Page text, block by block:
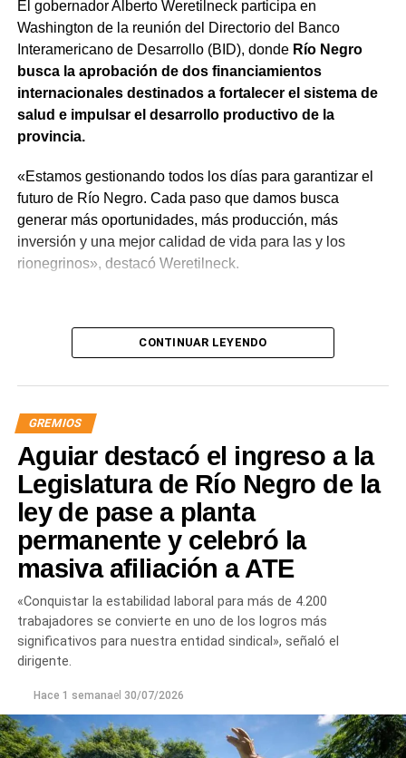
hecho con absoluta responsabilidad y con la visión de
que quienes estén trabajando en el Estado sean los
mejores», expresó.
El gobernador Alberto Weretilneck participa en
Washington de la reunión del Directorio del Banco
Interamericano de Desarrollo (BID), donde Río Negro
busca la aprobación de dos financiamientos
internacionales destinados a fortalecer el sistema de
salud e impulsar el desarrollo productivo de la
provincia.
«Estamos gestionando todos los días para garantizar el
futuro de Río Negro. Cada paso que damos busca
generar más oportunidades, más producción, más
inversión y una mejor calidad de vida para las y los
rionegrinos», destacó Weretilneck.
Las gestiones ante el BID comprenden un crédito de
CONTINUAR LEYENDO
GREMIOS
Aguiar destacó el ingreso a la
Legislatura de Río Negro de la
ley de pase a planta
permanente y celebró la
masiva afiliación a ATE
«Conquistar la estabilidad laboral para más de 4.200
trabajadores se convierte en uno de los logros más
significativos para nuestra entidad sindical», señaló el
dirigente.
Hace 1 semanael 30/07/2026